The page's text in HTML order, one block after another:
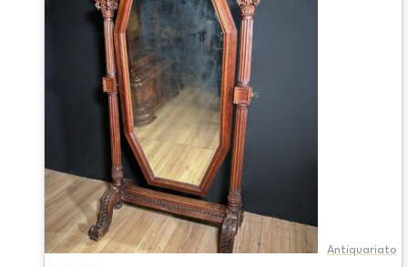
Antiquariato